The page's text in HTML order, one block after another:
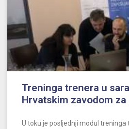
Treninga trenera u
Hrvatskim zavodom
U toku je posljednji modul treninga